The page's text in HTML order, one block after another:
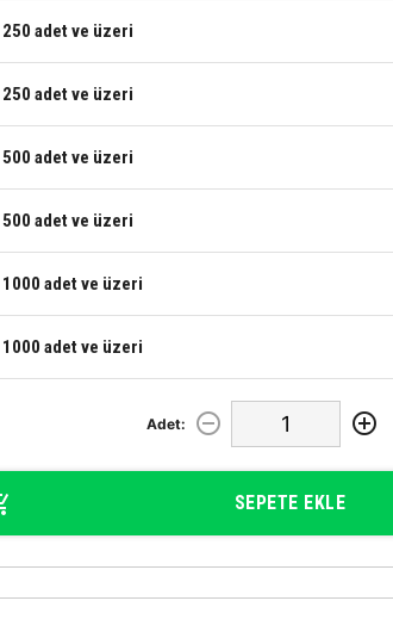
250 adet ve üzeri
250 adet ve üzeri
500 adet ve üzeri
500 adet ve üzeri
1000 adet ve üzeri
1000 adet ve üzeri
Adet:
SEPETE EKLE